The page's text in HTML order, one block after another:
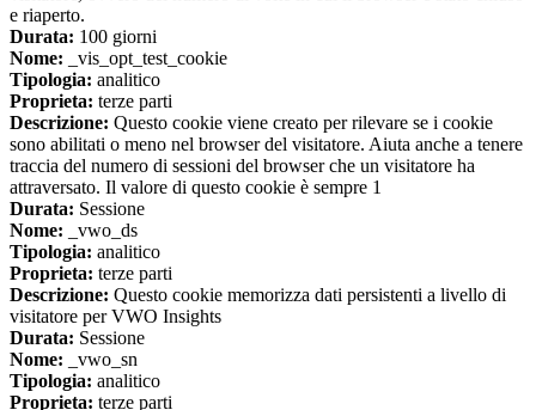
e riaperto.
Durata: 100 giorni
Nome: _vis_opt_test_cookie
Tipologia: analitico
Proprieta: terze parti
Descrizione: Questo cookie viene creato per rilevare se i cookie
sono abilitati o meno nel browser del visitatore. Aiuta anche a tenere
traccia del numero di sessioni del browser che un visitatore ha
attraversato. Il valore di questo cookie è sempre 1
Durata: Sessione
Nome: _vwo_ds
Tipologia: analitico
Proprieta: terze parti
Descrizione: Questo cookie memorizza dati persistenti a livello di
visitatore per VWO Insights
Durata: Sessione
Nome: _vwo_sn
Tipologia: analitico
Proprieta: terze parti